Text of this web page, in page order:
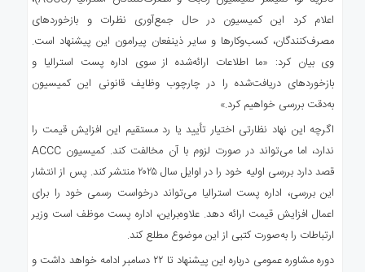
اعلام کرد این کمیسیون در حال جمع‌آوری نظرات و بازخوردهای
مصرف‌کنندگان، کسب‌وکارها و سایر ذینفعان پیرامون این پیشنهاد است.
وی بیان کرد: «ما اطلاعات ارائه‌شده از سوی اداره پست استرالیا و
بازخوردهای دریافت‌شده را در چارچوب وظایف قانونی این کمیسیون
به‌دقت بررسی خواهیم کرد.»
اگرچه این نهاد نظارتی اختیار تأیید یا رد مستقیم این افزایش قیمت را
ندارد، اما می‌تواند در صورت لزوم با آن مخالفت کند. کمیسیون ACCC
قصد دارد بررسی اولیه خود را در اوایل سال ۲۰۲۵ منتشر کند. پس از انتشار
این بررسی، اداره پست استرالیا می‌تواند درخواست رسمی خود را برای
اعمال افزایش قیمت ارائه دهد. علاوه‌بر‌این، اداره پست موظف است وزیر
ارتباطات را به‌صورت کتبی از این موضوع مطلع کند.
دوره مشاوره عمومی درباره این پیشنهاد تا ۲۲ دسامبر ادامه خواهد داشت و